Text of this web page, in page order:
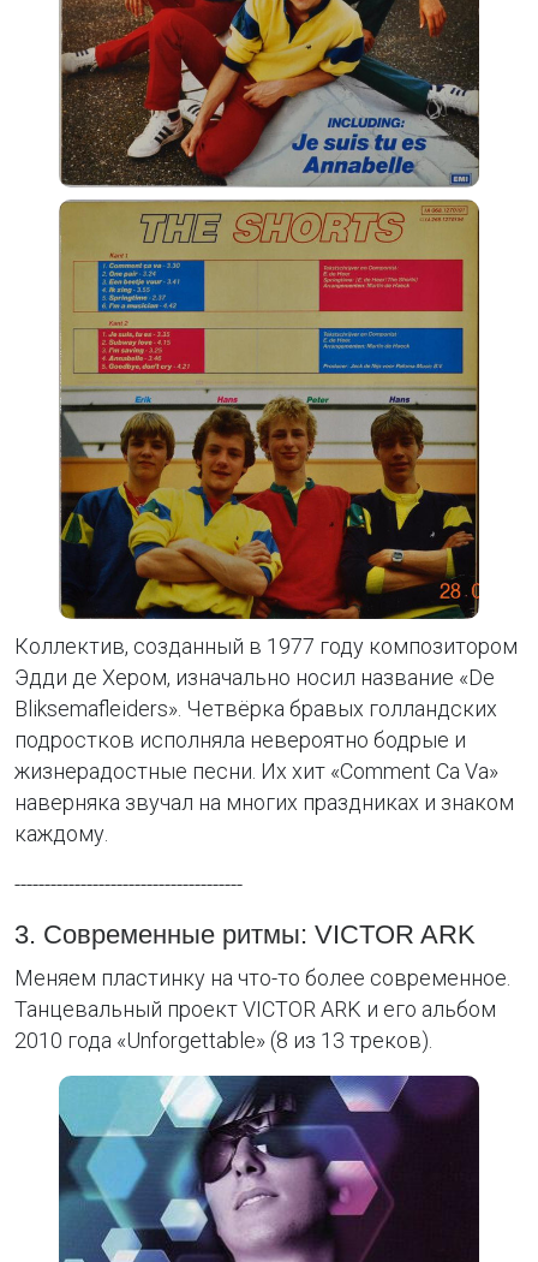
Коллектив, созданный в 1977 году композитором
Эдди де Хером, изначально носил название «De
Bliksemafleiders». Четвёрка бравых голландских
подростков исполняла невероятно бодрые и
жизнерадостные песни. Их хит «Comment Ca Va»
наверняка звучал на многих праздниках и знаком
каждому.
--------------------------------------
3. Современные ритмы: VICTOR ARK
Меняем пластинку на что-то более современное.
Танцевальный проект VICTOR ARK и его альбом
2010 года «Unforgettable» (8 из 13 треков).